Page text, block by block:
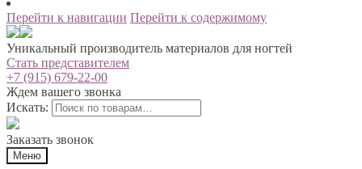
Перейти к навигации Перейти к содержимому
Уникальный производитель материалов для ногтей
Стать представителем
+7 (915) 679-22-00
Ждем вашего звонка
Искать:
Заказать звонок
Меню